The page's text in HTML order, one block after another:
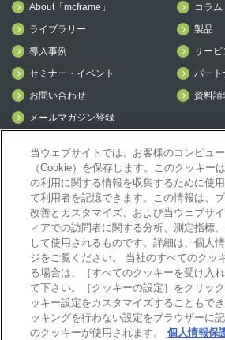
About「mcframe」
コラム
ライブラリー
製品
導入事例
サービ
セミナー・イベント
パート
お問い合わせ
資料請
メールマガジン登録
mcframeナビ（ユーザ登録者）
mcframeユーザ会サイト（MCUG会員専用
ID発行をご希望の方はこちら
パートナー専用サイト
mcframe GAパートナー専用サイト
MIJS
B-EN-Gについて
当ウェブサイトでは、お客様のコンピュ
（Cookie）を保存します。このクッキー
の利用に関する情報を収集するために使
て利用者を記憶できます。この情報は、
改善とカスタマイズ、および当ウェブサ
ィアでの訪問者に関する分析、測定指標
して使用されるものです。詳細は、個人
ジをご覧ください。 当社のすべてのクッ
る場合は、［すべてのクッキーを受け入
て下さい。［クッキーの設定］をクリッ
ッキー設定をカスタマイズすることもで
ッキングを行わない設定をブラウザーに
のクッキーが使用されます。
個人情報保